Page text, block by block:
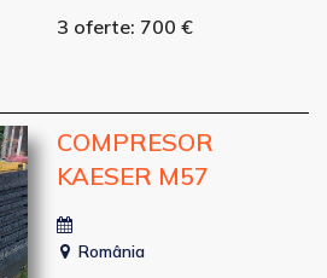
3 oferte: 700 €
COMPRESOR
KAESER M57
România